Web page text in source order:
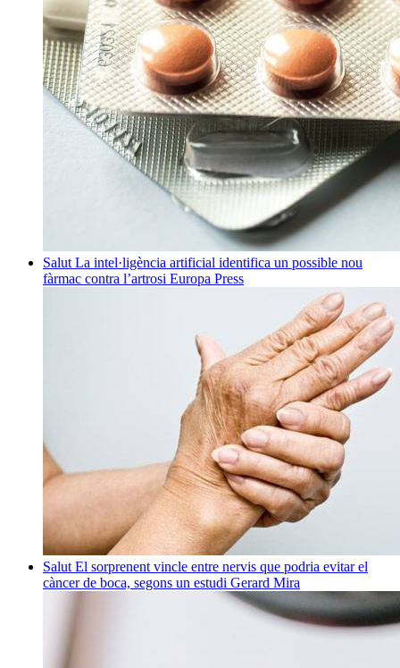
Salut La intel·ligència artificial identifica un possible nou
fàrmac contra l’artrosi Europa Press
Salut El sorprenent vincle entre nervis que podria evitar el
càncer de boca, segons un estudi Gerard Mira